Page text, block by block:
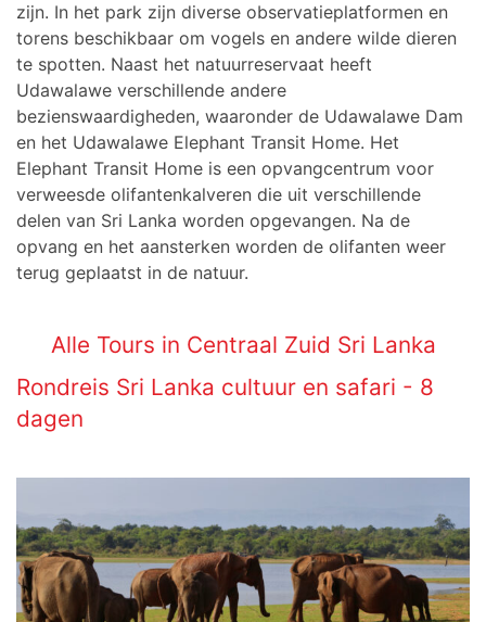
zijn. In het park zijn diverse observatieplatformen en
torens beschikbaar om vogels en andere wilde dieren
te spotten. Naast het natuurreservaat heeft
Udawalawe verschillende andere
bezienswaardigheden, waaronder de Udawalawe Dam
en het Udawalawe Elephant Transit Home. Het
Elephant Transit Home is een opvangcentrum voor
verweesde olifantenkalveren die uit verschillende
delen van Sri Lanka worden opgevangen. Na de
opvang en het aansterken worden de olifanten weer
terug geplaatst in de natuur.
Alle Tours in Centraal Zuid Sri Lanka
Rondreis Sri Lanka cultuur en safari - 8
dagen